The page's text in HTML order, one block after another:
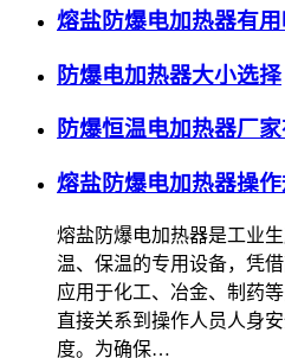
熔盐防爆电加热器有
防爆电加热器大小选择
防爆恒温电加热器厂
熔盐防爆电加热器操
熔盐防爆电加热器是工业
温、保温的专用设备，凭
应用于化工、冶金、制药
直接关系到操作人员人身
度。为确保…